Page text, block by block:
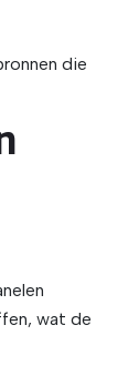
die
wat de